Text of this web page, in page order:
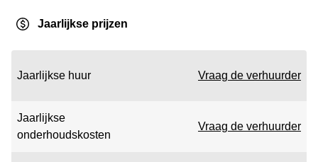
Jaarlijkse prijzen
Jaarlijkse huur Vraag de verhuurder
Jaarlijkse
onderhoudskosten
Vraag de verhuurder